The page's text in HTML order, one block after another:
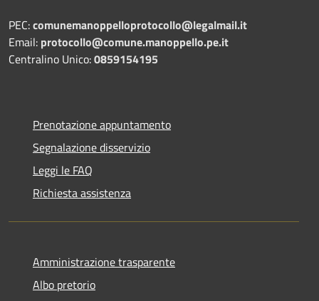
PEC:comunemanoppelloprotocollo@legalmail.it
Email: protocollo@comune.manoppello.pe.it
Centralino Unico:0859154195
Prenotazione appuntamento
Segnalazione disservizio
Leggi le FAQ
Richiesta assistenza
Amministrazione trasparente
Albo pretorio